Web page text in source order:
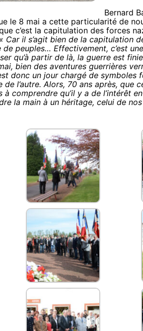
Bernard
le 8 mai a cette particularité de
c’est la capitulation des forces
« Car il s’agit bien de la capitulation
peuples… Effectivement, c’est
qu’à partir de là, la guerre est
bien des aventures guerrières
donc un jour chargé de
de l’autre. Alors, 70 ans après, que
comprendre qu’il y a de l’intérêt
la main à un héritage, celui de